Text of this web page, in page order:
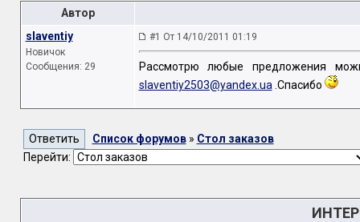
Автор
slaventiy
Новичок
Сообщения: 29
#1 От 14/10/2011 01:19
Рассмотрю любые предложения
slaventiy2503@yandex.ua.Спасибо
Список форумов» Стол заказов
Перейти: